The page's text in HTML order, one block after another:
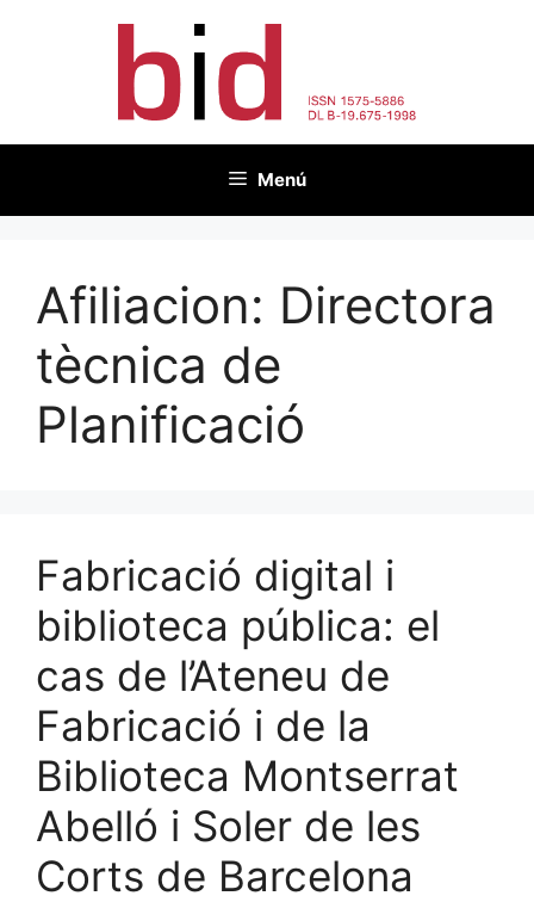
Menú
Afiliacion: Directora
tècnica de
Planificació
Fabricació digital i
biblioteca pública: el
cas de l’Ateneu de
Fabricació i de la
Biblioteca Montserrat
Abelló i Soler de les
Corts de Barcelona